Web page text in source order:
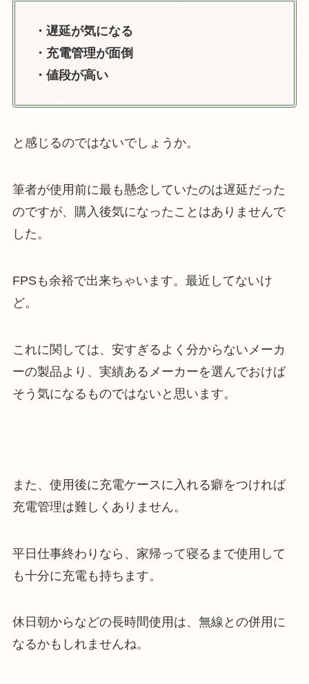
・遅延が気になる
・充電管理が面倒
・値段が高い
と感じるのではないでしょうか。
筆者が使用前に最も懸念していたのは遅延だった
のですが、購入後気になったことはありませんで
した。
FPSも余裕で出来ちゃいます。最近してないけ
ど。
これに関しては、安すぎるよく分からないメーカ
ーの製品より、実績あるメーカーを選んでおけば
そう気になるものではないと思います。
また、使用後に充電ケースに入れる癖をつければ
充電管理は難しくありません。
平日仕事終わりなら、家帰って寝るまで使用して
も十分に充電も持ちます。
休日朝からなどの長時間使用は、無線との併用に
なるかもしれませんね。